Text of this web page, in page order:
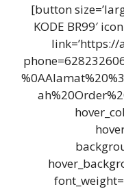
[button
KODE BR99′